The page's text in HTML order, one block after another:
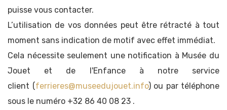
puisse vous contacter.
L’utilisation de vos données peut être rétracté à tout
moment sans indication de motif avec effet immédiat.
Cela nécessite seulement une notification à Musée du
Jouet et de l'Enfance à notre service
client (ferrieres@museedujouet.info) ou par téléphone
sous le numéro +32 86 40 08 23 .